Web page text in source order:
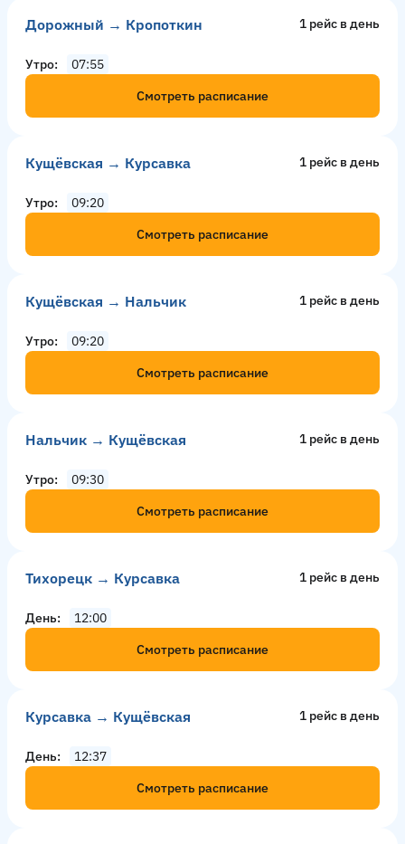
Дорожный → Кропоткин 1 рейс в день
Утро
07:55
Смотреть расписание
Кущёвская → Курсавка 1 рейс в день
Утро
09:20
Смотреть расписание
Кущёвская → Нальчик 1 рейс в день
Утро
09:20
Смотреть расписание
Нальчик → Кущёвская 1 рейс в день
Утро
09:30
Смотреть расписание
Тихорецк → Курсавка 1 рейс в день
День
12:00
Смотреть расписание
Курсавка → Кущёвская 1 рейс в день
День
12:37
Смотреть расписание